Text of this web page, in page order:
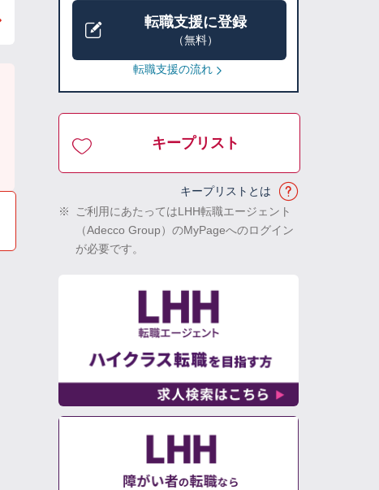
転職支援に登録
（無料）
転職支援の流れ
キープリスト
キープリストとは
※
ご利用にあたってはLHH転職エージェント
（Adecco Group）のMyPageへのログイン
が必要です。